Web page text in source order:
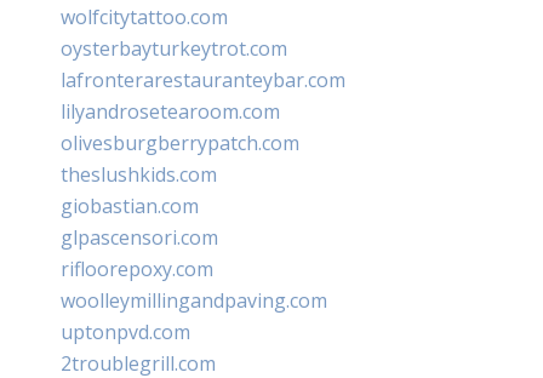
wolfcitytattoo.com
oysterbayturkeytrot.com
lafronterarestauranteybar.com
lilyandrosetearoom.com
olivesburgberrypatch.com
theslushkids.com
giobastian.com
glpascensori.com
rifloorepoxy.com
woolleymillingandpaving.com
uptonpvd.com
2troublegrill.com